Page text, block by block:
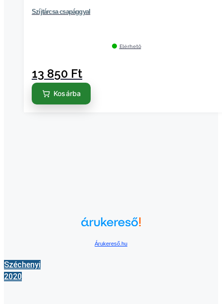
Szíjtárcsa csapággyal
Elérhető
13 850 Ft
Kosárba
Árukereső.hu
Széchenyi
2020